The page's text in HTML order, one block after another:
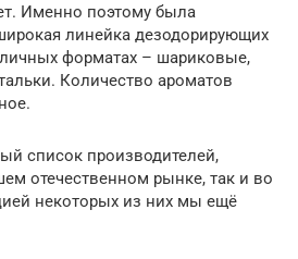
Именно поэтому была
линейка дезодорирующих
форматах – шариковые,
Количество ароматов
список производителей,
отечественном рынке, так и во
некоторых из них мы ещё